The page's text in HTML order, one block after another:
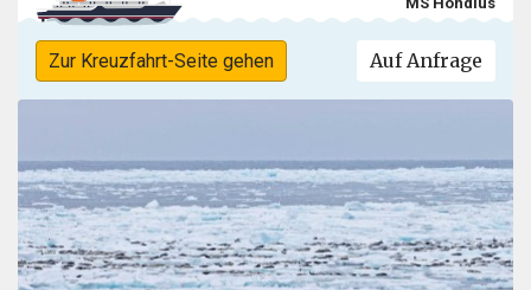
Zur Kreuzfahrt-Seite gehen Auf Anfrage